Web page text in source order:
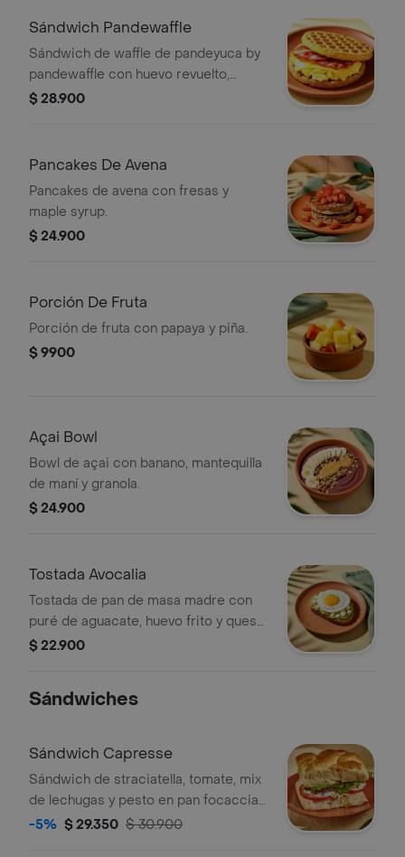
Sándwich Pandewaffle
Sándwich de waffle de pandeyuca by
pandewaffle con huevo revuelto,
queso cheddar y tocineta crocante.
$ 28.900
Pancakes De Avena
Pancakes de avena con fresas y
maple syrup.
$ 24.900
Porción De Fruta
Porción de fruta con papaya y piña.
$ 9900
Açai Bowl
Bowl de açai con banano, mantequilla
de maní y granola.
$ 24.900
Tostada Avocalia
Tostada de pan de masa madre con
puré de aguacate, huevo frito y queso
feta.
$ 22.900
Sándwiches
Sándwich Capresse
Sándwich de straciatella, tomate, mix
de lechugas y pesto en pan focaccia
de masa madre.
-5% $ 29.350 $ 30.900